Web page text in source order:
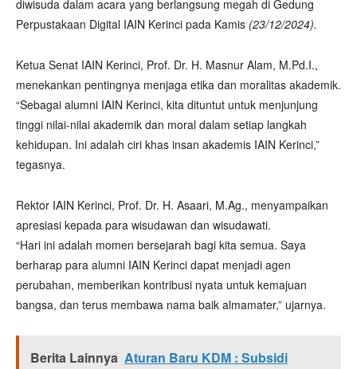
diwisuda dalam acara yang berlangsung megah di Gedung
Perpustakaan Digital IAIN Kerinci pada Kamis (23/12/2024).
Ketua Senat IAIN Kerinci, Prof. Dr. H. Masnur Alam, M.Pd.I.,
menekankan pentingnya menjaga etika dan moralitas akademik.
“Sebagai alumni IAIN Kerinci, kita dituntut untuk menjunjung
tinggi nilai-nilai akademik dan moral dalam setiap langkah
kehidupan. Ini adalah ciri khas insan akademis IAIN Kerinci,”
tegasnya.
Rektor IAIN Kerinci, Prof. Dr. H. Asaari, M.Ag., menyampaikan
apresiasi kepada para wisudawan dan wisudawati.
“Hari ini adalah momen bersejarah bagi kita semua. Saya
berharap para alumni IAIN Kerinci dapat menjadi agen
perubahan, memberikan kontribusi nyata untuk kemajuan
bangsa, dan terus membawa nama baik almamater,” ujarnya.
Berita Lainnya Aturan Baru KDM : Subsidi